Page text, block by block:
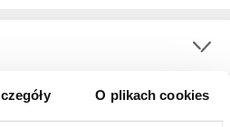
O plikach cookies